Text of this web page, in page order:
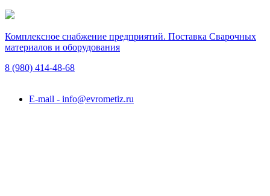
Комплексное снабжение предприятий. Поставка Сварочных
материалов и оборудования
8 (980) 414-48-68
E-mail - info@evrometiz.ru